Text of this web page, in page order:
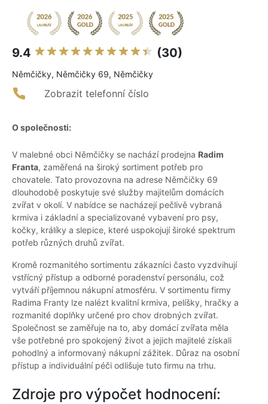
9.4 (30)
Němčičky, Němčičky 69, Němčičky
Zobrazit telefonní číslo
O společnosti:
V malebné obci Němčičky se nachází prodejna Radim
Franta, zaměřená na široký sortiment potřeb pro
chovatele. Tato provozovna na adrese Němčičky 69
dlouhodobě poskytuje své služby majitelům domácích
zvířat v okolí. V nabídce se nacházejí pečlivě vybraná
krmiva i základní a specializované vybavení pro psy,
kočky, králíky a slepice, které uspokojují široké spektrum
potřeb různých druhů zvířat.
Kromě rozmanitého sortimentu zákazníci často vyzdvihují
vstřícný přístup a odborné poradenství personálu, což
vytváří příjemnou nákupní atmosféru. V sortimentu firmy
Radima Franty lze nalézt kvalitní krmiva, pelíšky, hračky a
rozmanité doplňky určené pro chov drobných zvířat.
Společnost se zaměřuje na to, aby domácí zvířata měla
vše potřebné pro spokojený život a jejich majitelé získali
pohodlný a informovaný nákupní zážitek. Důraz na osobní
přístup a individuální péči odlišuje tuto firmu na trhu.
Zdroje pro výpočet hodnocení: